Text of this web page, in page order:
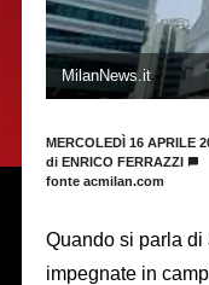
MilanNews.it
MERCOLEDÌ 16 APRILE
di ENRICO FERRAZZI
fonte acmilan.com
Quando si parla di
impegnate in